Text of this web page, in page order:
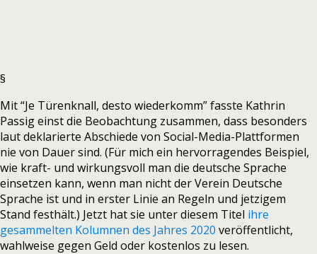
§
Mit “Je Türenknall, desto wiederkomm” fasste Kathrin
Passig einst die Beobachtung zusammen, dass besonders
laut deklarierte Abschiede von Social-Media-Plattformen
nie von Dauer sind. (Für mich ein hervorragendes Beispiel,
wie kraft- und wirkungsvoll man die deutsche Sprache
einsetzen kann, wenn man nicht der Verein Deutsche
Sprache ist und in erster Linie an Regeln und jetzigem
Stand festhält.) Jetzt hat sie unter diesem Titel ihre
gesammelten Kolumnen des Jahres 2020 veröffentlicht,
wahlweise gegen Geld oder kostenlos zu lesen.